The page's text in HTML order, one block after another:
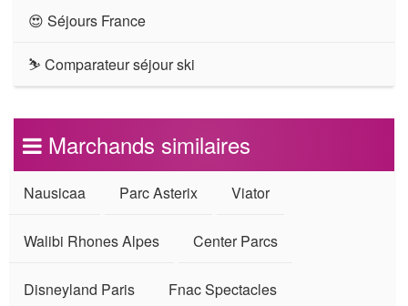
😍 Séjours France
⛷ Comparateur séjour ski
Marchands similaires
Nausicaa Parc Asterix Viator
Walibi Rhones Alpes Center Parcs
Disneyland Paris Fnac Spectacles